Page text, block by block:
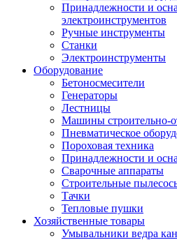
Принадлежности и
электроинструментов
Ручные инструменты
Станки
Электроинструменты
Оборудование
Бетоносмесители
Генераторы
Лестницы
Машины строительно-
Пневматическое
Пороховая техника
Принадлежности и
Сварочные аппараты
Строительные
Тачки
Тепловые пушки
Хозяйственные товары
Умывальники ведра